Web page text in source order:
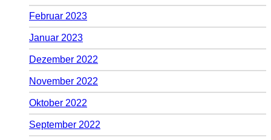
Februar 2023
Januar 2023
Dezember 2022
November 2022
Oktober 2022
September 2022